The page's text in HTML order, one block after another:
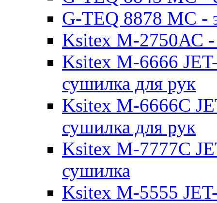
G-TEQ 8878 MC -
Ksitex M-2750АС -
Ksitex M-6666
сушилка для рук
Ksitex M-6666C
сушилка для рук
Ksitex M-7777C
сушилка
Ksitex M-5555